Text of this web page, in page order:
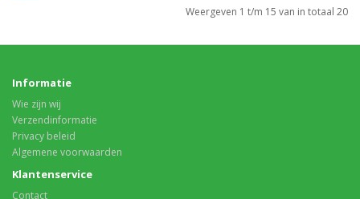
Weergeven 1 t/m 15 van in totaal 20
Informatie
Wie zijn wij
Verzendinformatie
Privacy beleid
Algemene voorwaarden
Klantenservice
Contact